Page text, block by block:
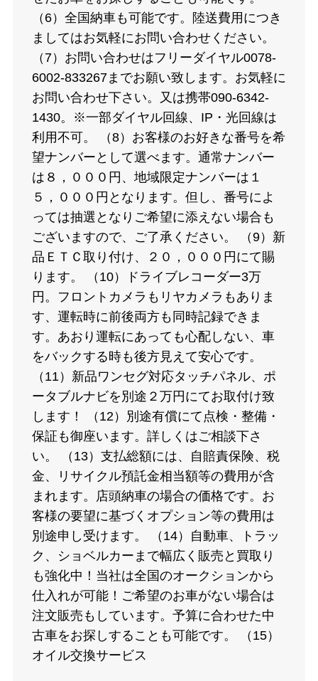
（6）全国納車も可能です。陸送費用につき
ましてはお気軽にお問い合わせください。
（7）お問い合わせはフリーダイヤル0078-
6002-833267までお願い致します。お気軽に
お問い合わせ下さい。又は携帯090-6342-
1430。※一部ダイヤル回線、IP・光回線は
利用不可。 （8）お客様のお好きな番号を希
望ナンバーとして選べます。通常ナンバー
は８，０００円、地域限定ナンバーは１
５，０００円となります。但し、番号によ
っては抽選となりご希望に添えない場合も
ございますので、ご了承ください。 （9）新
品ＥＴＣ取り付け、２０，０００円にて賜
ります。 （10）ドライブレコーダー3万
円。フロントカメラもリヤカメラもありま
す、運転時に前後両方も同時記録できま
す。あおり運転にあっても心配しない、車
をバックする時も後方見えて安心です。
（11）新品ワンセグ対応タッチパネル、ポ
ータブルナビを別途２万円にてお取付け致
します！ （12）別途有償にて点検・整備・
保証も御座います。詳しくはご相談下さ
い。 （13）支払総額には、自賠責保険、税
金、リサイクル預託金相当額等の費用が含
まれます。店頭納車の場合の価格です。お
客様の要望に基づくオプション等の費用は
別途申し受けます。 （14）自動車、トラッ
ク、ショベルカーまで幅広く販売と買取り
も強化中！当社は全国のオークションから
仕入れが可能！ご希望のお車がない場合は
注文販売もしています。予算に合わせた中
古車をお探しすることも可能です。 （15）
オイル交換サービス